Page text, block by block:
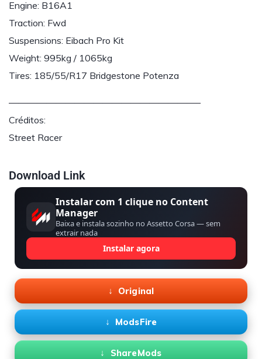
Engine: B16A1
Traction: Fwd
Suspensions: Eibach Pro Kit
Weight: 995kg / 1065kg
Tires: 185/55/R17 Bridgestone Potenza
————————————————————–
Créditos:
Street Racer
Download Link
Instalar com 1 clique no Content
Manager
Baixa e instala sozinho no Assetto Corsa — sem
extrair nada
Instalar agora
Original
ModsFire
ShareMods